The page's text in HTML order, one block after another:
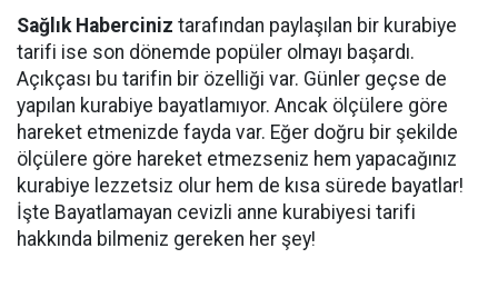
Sağlık Haberciniz tarafından paylaşılan bir kurabiye
tarifi ise son dönemde popüler olmayı başardı.
Açıkçası bu tarifin bir özelliği var. Günler geçse de
yapılan kurabiye bayatlamıyor. Ancak ölçülere göre
hareket etmenizde fayda var. Eğer doğru bir şekilde
ölçülere göre hareket etmezseniz hem yapacağınız
kurabiye lezzetsiz olur hem de kısa sürede bayatlar!
İşte Bayatlamayan cevizli anne kurabiyesi tarifi
hakkında bilmeniz gereken her şey!